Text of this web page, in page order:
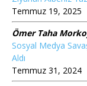
Temmuz 19, 2025
Ömer Taha
Sosyal Medya
Aldı
Temmuz 31, 2024